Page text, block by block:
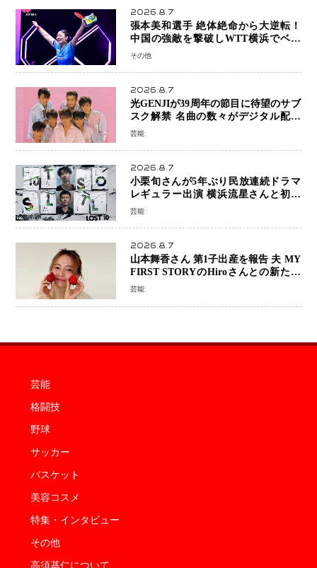
2026.8.7
張本美和選手 絶体絶命から大逆転！
中国の強敵を撃破しWTT横浜でベス
ト8進出
その他
2026.8.7
光GENJIが39周年の節目に待望のサブ
スク解禁 名曲の数々がデジタル配信
へ 40周年へ向け1年間で全作品を順次
芸能
2026.8.7
小栗旬さんが5年ぶり民放連続ドラマ
レギュラー出演 横浜流星さんと初共
演『LOST10』で異色バディ結成
芸能
2026.8.7
山本舞香さん 第1子出産を報告 夫 MY
FIRST STORYのHiroさんとの新たな
家族生活「母子ともに健康」
芸能
芸能
格闘技
野球
サッカー
バスケット
美容コスメ
特集・インタビュー
その他
高須基仁について